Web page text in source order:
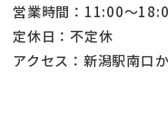
営業時間：11:00～
定休日：不定休
アクセス：新潟駅南口